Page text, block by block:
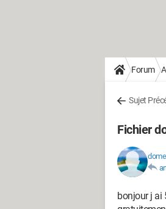
Forum
Sujet
Fichier
bonjour j ai